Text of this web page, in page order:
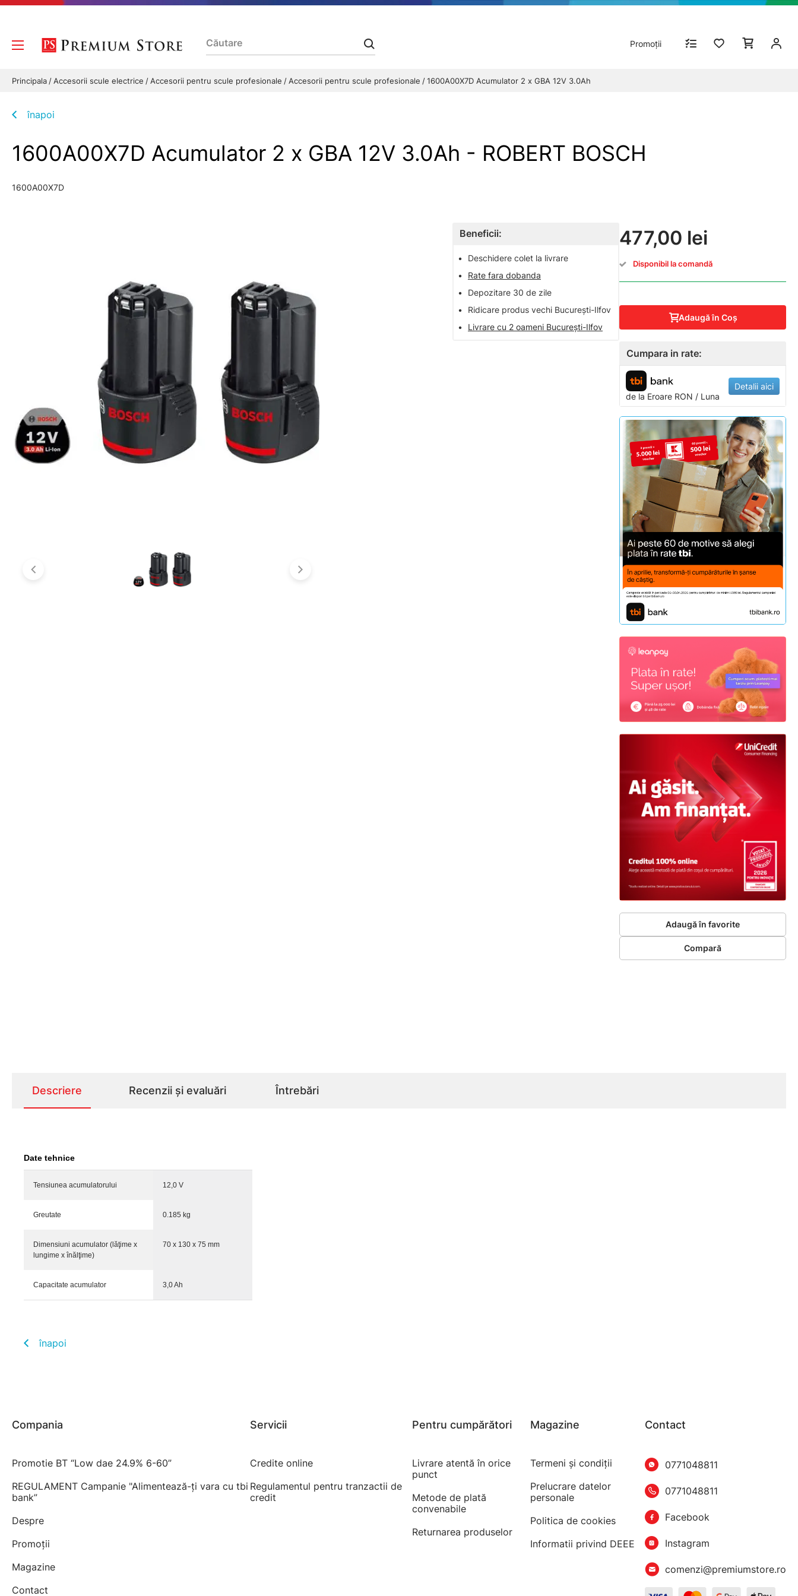
Promoții
Principala Accesorii scule electrice Accesorii pentru scule profesionale Accesorii pentru scule profesionale 1600A00X7D Acumulator 2 x GBA 12V 3.0Ah
înapoi
1600A00X7D Acumulator 2 x GBA 12V 3.0Ah - ROBERT BOSCH
1600A00X7D
Beneficii:
•
Deschidere colet la livrare
•
Rate fara dobanda
•
Depozitare 30 de zile
•
Ridicare produs vechi București-Ilfov
•
Livrare cu 2 oameni București-Ilfov
477,00 lei
Disponibil la comandă
Adaugă în Coş
Cumpara in rate:
de la Eroare RON / Luna
Detalii aici
Adaugă în favorite
Compară
Descriere Recenzii și evaluări Întrebări
Date tehnice
Tensiunea acumulatorului 12,0 V
Greutate 0.185 kg
Dimensiuni acumulator (lăţime x
lungime x înălţime)
70 x 130 x 75 mm
Capacitate acumulator 3,0 Ah
înapoi
Compania
Promotie BT “Low dae 24.9% 6-60”
REGULAMENT Campanie "Alimentează-ți vara cu tbi
bank”
Despre
Promoții
Magazine
Contact
Servicii
Credite online
Regulamentul pentru tranzactii de
credit
Pentru cumpărători
Livrare atentă în orice
punct
Metode de plată
convenabile
Returnarea produselor
Magazine
Termeni şi condiţii
Prelucrare datelor
personale
Politica de cookies
Informatii privind DEEE
Contact
0771048811
0771048811
Facebook
Instagram
comenzi@premiumstore.ro